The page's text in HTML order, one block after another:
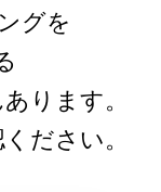
グを
ります。
ださい。